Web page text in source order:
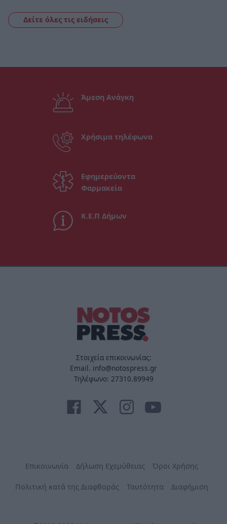
Δείτε όλες τις ειδήσεις
Άμεση Ανάγκη
Χρήσιμα τηλέφωνα
Εφημερεύοντα
Φαρμακεία
Κ.Ε.Π Δήμων
Στοιχεία επικοινωνίας:
Email. info@notospress.gr
Τηλέφωνο: 27310.89949
Επικοινωνία Δήλωση Εχεμύθειας Όροι Χρήσης
Πολιτική κατά της Διαφθοράς Ταυτότητα Διαφήμιση